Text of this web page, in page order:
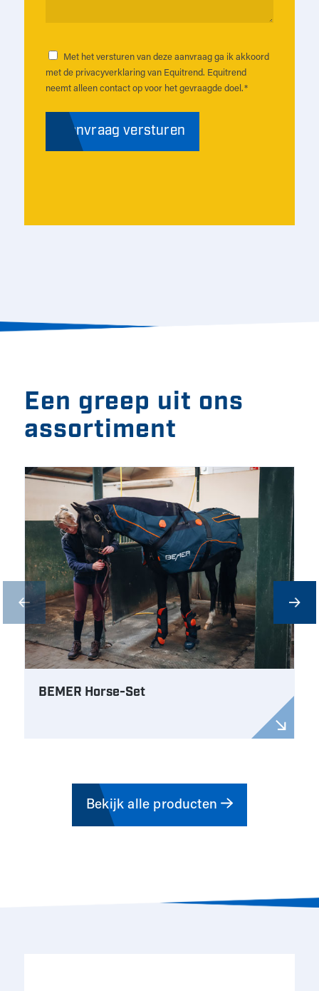
Instemming*
Met het versturen van deze aanvraag ga ik akkoord
met de privacyverklaring van Equitrend. Equitrend
neemt alleen contact op voor het gevraagde doel.*
Aanvraag versturen
Een greep uit ons
assortiment
BEMER Horse-Set
Bekijk alle producten